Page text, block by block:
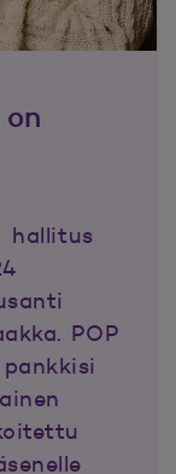
hallitus
POP